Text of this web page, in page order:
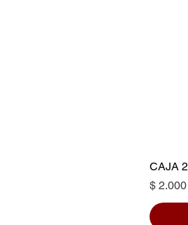
CAJA
Precio
$ 2.000